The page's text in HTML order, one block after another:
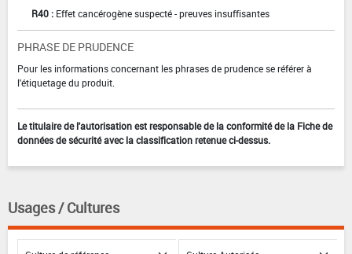
R40 : Effet cancérogène suspecté - preuves insuffisantes
PHRASE DE PRUDENCE
Pour les informations concernant les phrases de prudence se référer à
l'étiquetage du produit.
Le titulaire de l'autorisation est responsable de la conformité de la Fiche de
données de sécurité avec la classification retenue ci-dessus.
Usages / Cultures